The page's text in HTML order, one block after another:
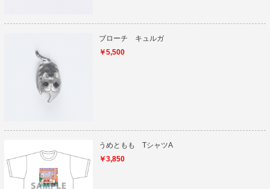
ブローチ キュルガ
￥5,500
うめともも TシャツA
￥3,850